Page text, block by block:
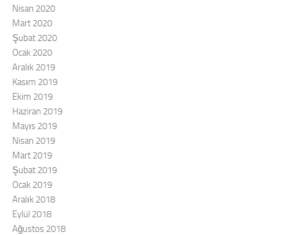
Nisan 2020
Mart 2020
Şubat 2020
Ocak 2020
Aralık 2019
Kasım 2019
Ekim 2019
Haziran 2019
Mayıs 2019
Nisan 2019
Mart 2019
Şubat 2019
Ocak 2019
Aralık 2018
Eylül 2018
Ağustos 2018